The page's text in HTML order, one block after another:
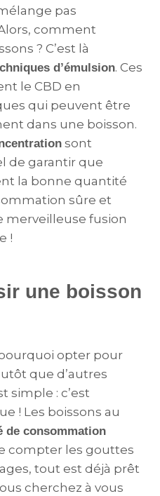
pas
comment
? C’est là
d’émulsion. Ces
le CBD en
qui peuvent être
dans une boisson.
sont
de garantir que
la bonne quantité
sûre et
merveilleuse fusion
!
une boisson
opter pour
que d’autres
simple : c’est
! Les boissons au
de consommation
compter les gouttes
tout est déjà prêt
cherchez à vous